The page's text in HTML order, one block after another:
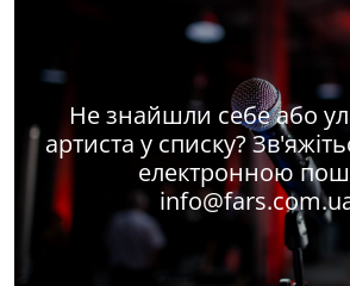
Не знайшли себе або
артиста у списку?
електронною